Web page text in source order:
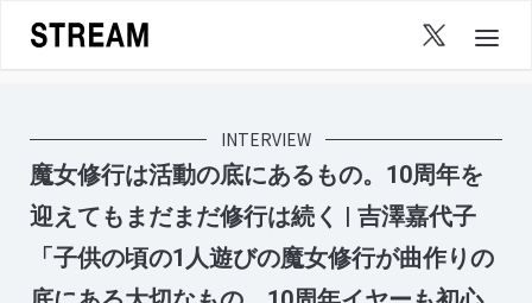
content
INTERVIEW
魔女修行は活動の底にあるもの。10周年を
迎えてもまだまだ修行は続く | 吉澤嘉代子
「子供の頃の1人遊びの魔女修行が曲作りの